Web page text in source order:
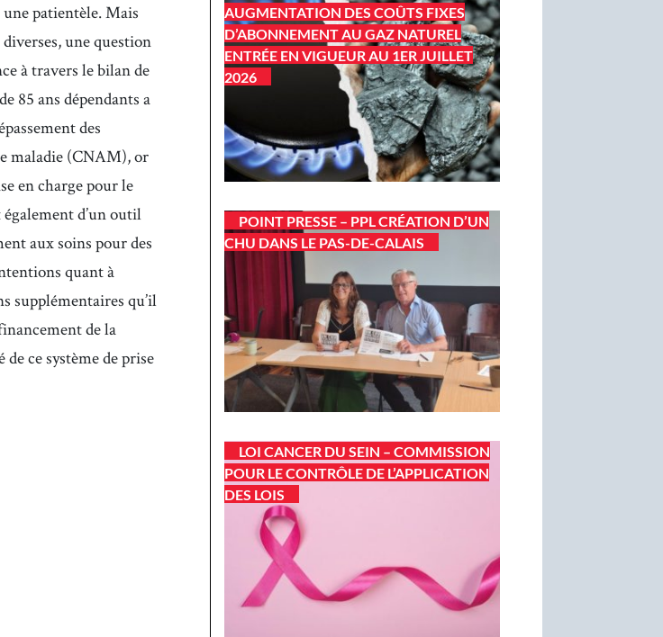
patientèle. Mais
une question
à travers le bilan de
85 ans dépendants a
des
maladie (CNAM), or
en charge pour le
d’un outil
aux soins pour des
quant à
supplémentaires qu’il
de la
ce système de prise
AUGMENTATION DES COÛTS FIXES
D’ABONNEMENT AU GAZ NATUREL
ENTRÉE EN VIGUEUR AU 1ER JUILLET
2026
POINT PRESSE – PPL CRÉATION D’UN
CHU DANS LE PAS-DE-CALAIS
LOI CANCER DU SEIN – COMMISSION
POUR LE CONTRÔLE DE L’APPLICATION
DES LOIS